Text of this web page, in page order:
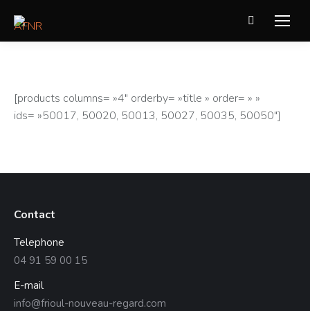
Recherche
:
[products columns= »4″ orderby= »title » order= » »
ids= »50017, 50020, 50013, 50027, 50035, 50050″]
Contact
Telephone
04 91 59 00 15
E-mail
info@frioul-nouveau-regard.com